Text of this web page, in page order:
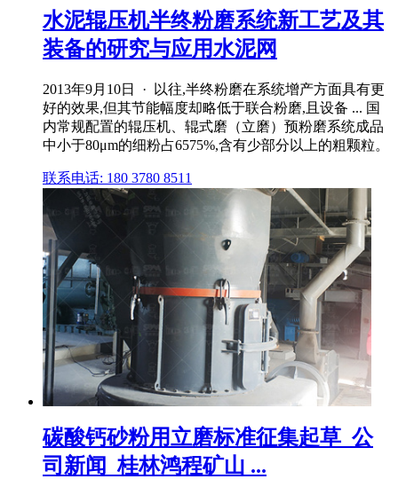
水泥辊压机半终粉磨系统新工艺及其
装备的研究与应用水泥网
2013年9月10日 · 以往,半终粉磨在系统增产方面具有更
好的效果,但其节能幅度却略低于联合粉磨,且设备 ... 国
内常规配置的辊压机、辊式磨（立磨）预粉磨系统成品
中小于80μm的细粉占6575%,含有少部分以上的粗颗粒。
联系电话: 180 3780 8511
碳酸钙砂粉用立磨标准征集起草_公
司新闻_桂林鸿程矿山 ...